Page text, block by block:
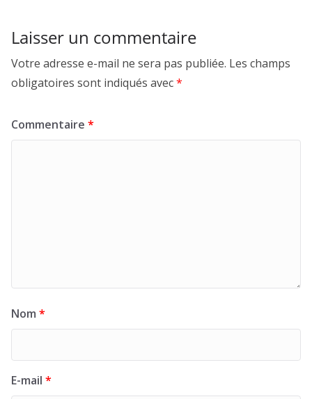
Laisser un commentaire
Votre adresse e-mail ne sera pas publiée. Les champs
obligatoires sont indiqués avec*
Commentaire *
Nom *
E-mail *